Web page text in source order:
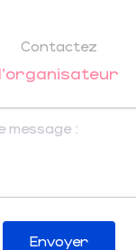
Contactez
l'organisateur
Envoyer